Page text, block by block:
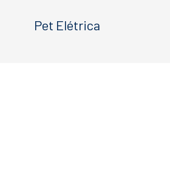
Pet Elétrica